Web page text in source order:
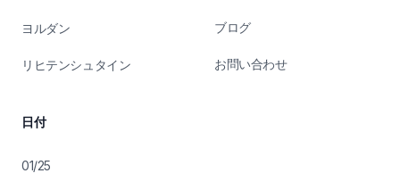
ヨルダン
リヒテンシュタイン
日付
01/25
ブログ
お問い合わせ